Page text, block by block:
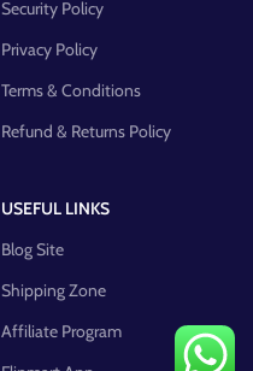
Security Policy
Privacy Policy
Terms & Conditions
Refund & Returns Policy
USEFUL LINKS
Blog Site
Shipping Zone
Affiliate Program